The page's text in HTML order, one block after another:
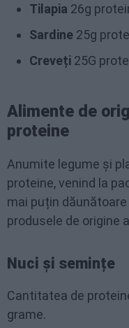
Tilapia 26g
Sardine 25g
Creveți 25G
Alimente de
proteine
Anumite legume și
proteine, venind la
mai puțin
produsele de origine
Nuci și semințe
Cantitatea de
grame.